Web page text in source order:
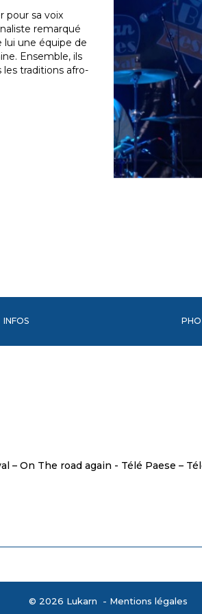
pour sa voix
remarqué
lui une équipe de
Ensemble, ils
traditions afro-
INFOS
– On The road again - Télé Paese –
© 2026 Lukarn - Mentions légales